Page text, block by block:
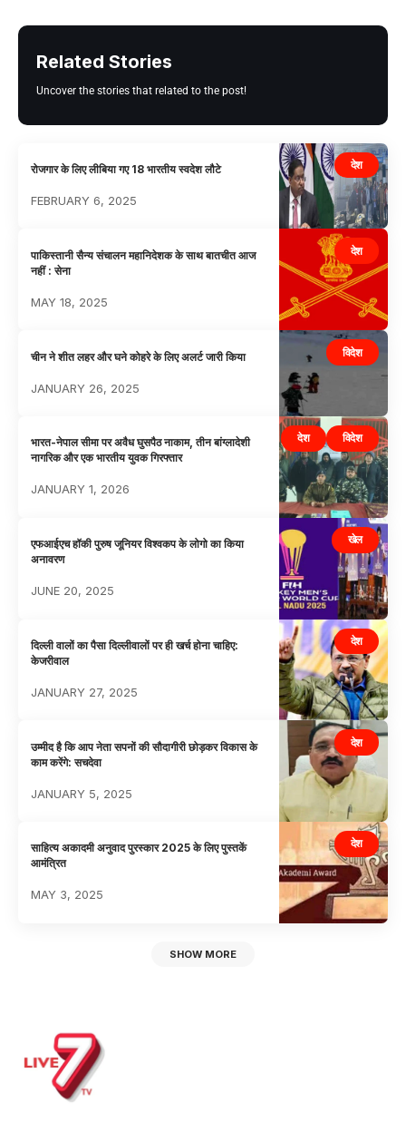
Related Stories
Uncover the stories that related to the post!
देश
रोजगार के लिए लीबिया गए 18 भारतीय स्वदेश लौटे
FEBRUARY 6, 2025
देश
पाकिस्तानी सैन्य संचालन महानिदेशक के साथ बातचीत आज
नहीं : सेना
MAY 18, 2025
विदेश
चीन ने शीत लहर और घने कोहरे के लिए अलर्ट जारी किया
JANUARY 26, 2025
देश विदेश
भारत-नेपाल सीमा पर अवैध घुसपैठ नाकाम, तीन बांग्लादेशी
नागरिक और एक भारतीय युवक गिरफ्तार
JANUARY 1, 2026
खेल
एफआईएच हॉकी पुरुष जूनियर विश्वकप के लोगो का किया
अनावरण
JUNE 20, 2025
देश
दिल्ली वालों का पैसा दिल्लीवालों पर ही खर्च होना चाहिए:
केजरीवाल
JANUARY 27, 2025
देश
उम्मीद है कि आप नेता सपनों की सौदागीरी छोड़कर विकास के
काम करेंगे: सचदेवा
JANUARY 5, 2025
देश
साहित्य अकादमी अनुवाद पुरस्कार 2025 के लिए पुस्तकें
आमंत्रित
MAY 3, 2025
SHOW MORE